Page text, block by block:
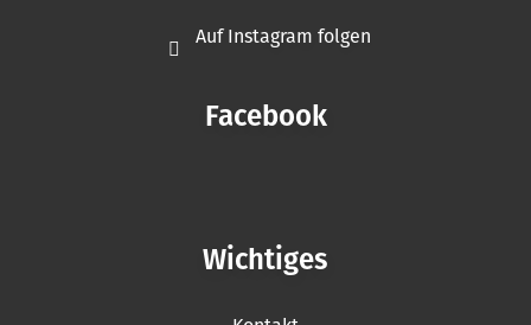
Wichtiges
Auf Instagram folgen
Facebook